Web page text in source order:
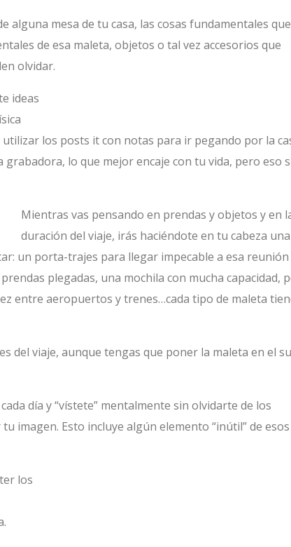
alguna mesa de tu casa, las cosas fundamentales
de esa maleta, objetos o tal vez accesorios que
olvidar.
ideas
los posts it con notas para ir pegando por la
lo que mejor encaje con tu vida, pero eso
Mientras vas pensando en prendas y objetos y en
duración del viaje, irás haciéndote en tu cabeza una
un porta-trajes para llegar impecable a esa reunión
plegadas, una mochila con mucha capacidad,
entre aeropuertos y trenes…cada tipo de maleta
del viaje, aunque tengas que poner la maleta en el
día y “vístete” mentalmente sin olvidarte de los
imagen. Esto incluye algún elemento “inútil” de esos
los